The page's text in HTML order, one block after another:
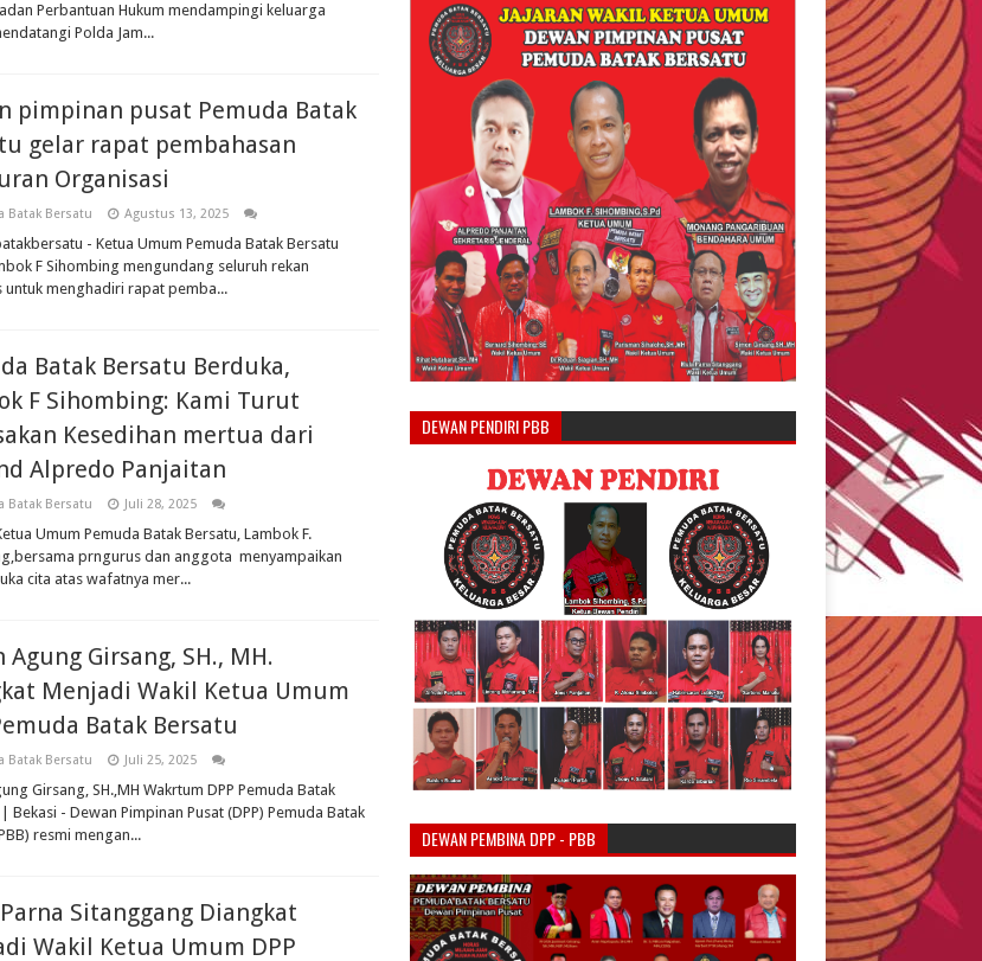
Perbantuan Hukum mendampingi keluarga
Polda Jam...
pimpinan pusat Pemuda Batak
gelar rapat pembahasan
Organisasi
Batak Bersatu Agustus 13, 2025
- Ketua Umum Pemuda Batak Bersatu
F Sihombing mengundang seluruh rekan
untuk menghadiri rapat pemba...
Batak Bersatu Berduka,
F Sihombing: Kami Turut
Kesedihan mertua dari
Alpredo Panjaitan
Batak Bersatu Juli 28, 2025
Umum Pemuda Batak Bersatu, Lambok F.
prngurus dan anggota menyampaikan
cita atas wafatnya mer...
Agung Girsang, SH., MH.
Menjadi Wakil Ketua Umum
Batak Bersatu
Batak Bersatu Juli 25, 2025
Girsang, SH.,MH Wakrtum DPP Pemuda Batak
Bekasi - Dewan Pimpinan Pusat (DPP) Pemuda Batak
resmi mengan...
Sitanggang Diangkat
Wakil Ketua Umum DPP
DEWAN PENDIRI PBB
DEWAN PEMBINA DPP - PBB